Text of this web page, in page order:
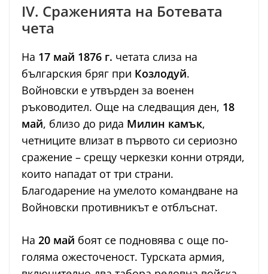
IV. Сраженията на Ботевата
чета
На 17 май 1876 г. четата слиза на
българския бряг при Козлодуй.
Войновски е утвърден за военен
ръководител. Още на следващия ден, 18
май, близо до рида Милин камък,
четниците влизат в първото си сериозно
сражение – срещу черкезки конни отряди,
които нападат от три страни.
Благодарение на умелото командване на
Войновски противникът е отблъснат.
На 20 май боят се подновява с още по-
голяма ожесточеност. Турската армия,